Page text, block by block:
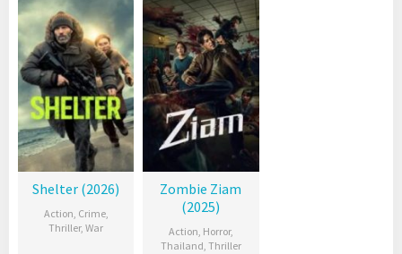
Shelter (2026)
Action, Crime,
Thriller,War
Zombie Ziam
(2025)
Action, Horror,
Thailand, Thriller